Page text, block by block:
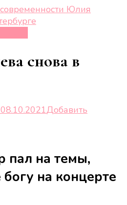
Юлия
снова в
08.10.2021Добавить
пал на темы,
на концерте